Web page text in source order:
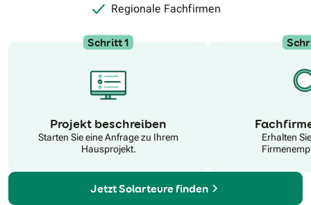
Regionale Fachfirmen
Schritt 1
Projekt beschreiben
Starten Sie eine Anfrage zu Ihrem
Hausprojekt.
Erhalten
Jetzt Solarteure finden